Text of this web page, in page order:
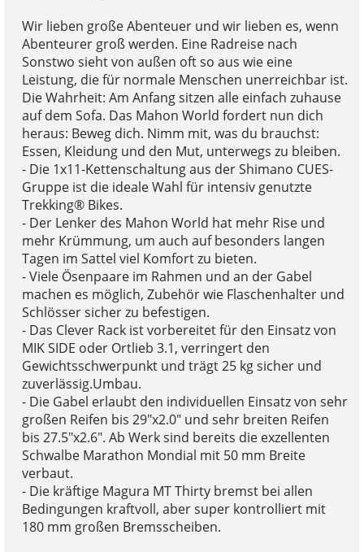
Wir lieben große Abenteuer und wir lieben es, wenn
Abenteurer groß werden. Eine Radreise nach
Sonstwo sieht von außen oft so aus wie eine
Leistung, die für normale Menschen unerreichbar ist.
Die Wahrheit: Am Anfang sitzen alle einfach zuhause
auf dem Sofa. Das Mahon World fordert nun dich
heraus: Beweg dich. Nimm mit, was du brauchst:
Essen, Kleidung und den Mut, unterwegs zu bleiben.
- Die 1x11-Kettenschaltung aus der Shimano CUES-
Gruppe ist die ideale Wahl für intensiv genutzte
Trekking® Bikes.
- Der Lenker des Mahon World hat mehr Rise und
mehr Krümmung, um auch auf besonders langen
Tagen im Sattel viel Komfort zu bieten.
- Viele Ösenpaare im Rahmen und an der Gabel
machen es möglich, Zubehör wie Flaschenhalter und
Schlösser sicher zu befestigen.
- Das Clever Rack ist vorbereitet für den Einsatz von
MIK SIDE oder Ortlieb 3.1, verringert den
Gewichtsschwerpunkt und trägt 25 kg sicher und
zuverlässig.Umbau.
- Die Gabel erlaubt den individuellen Einsatz von sehr
großen Reifen bis 29"x2.0" und sehr breiten Reifen
bis 27.5"x2.6". Ab Werk sind bereits die exzellenten
Schwalbe Marathon Mondial mit 50 mm Breite
verbaut.
- Die kräftige Magura MT Thirty bremst bei allen
Bedingungen kraftvoll, aber super kontrolliert mit
180 mm großen Bremsscheiben.